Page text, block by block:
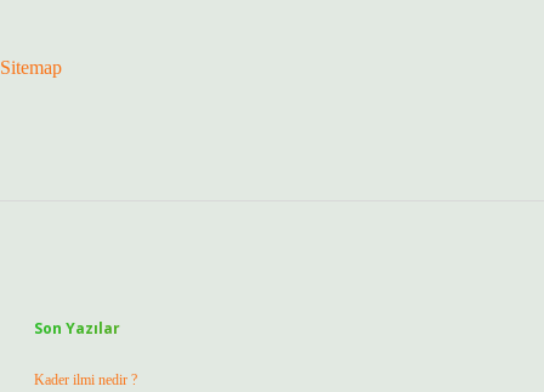
Sitemap
Son Yazılar
Kader ilmi nedir ?